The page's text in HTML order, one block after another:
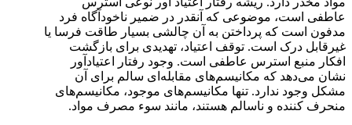
عاطفی است، موضوعی که آنقدر در ضمیر ناخودآگاه فرد
مدفون است که پرداختن به آن چالشی بسیار طاقت فرسا یا
غیرقابل درک است. توقف اعتیاد، تهدیدی برای بازگشت
افکار منبع استرس عاطفی است. وجود رفتار اعتیادآور
نشان می‌دهد که مکانیسم‌های مقابله‌ای سالم برای آن
مشکل وجود ندارد. تنها مکانیسم‌های موجود، مکانیسم‌های
منحرف کننده و ناسالم هستند، مانند سوء مصرف مواد.